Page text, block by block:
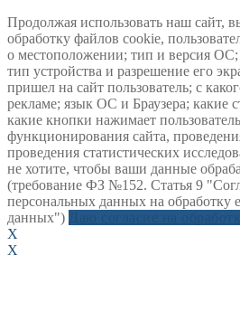
Продолжая использовать наш сайт,
обработку файлов cookie,
о местоположении; тип и версия ОС;
тип устройства и разрешение его
пришел на сайт пользователь; с
рекламе; язык ОС и Браузера; какие
какие кнопки нажимает
функционирования сайта,
проведения статистических
не хотите, чтобы ваши данные
(требование ФЗ №152. Статья 9
персональных данных на обработку
данных")
X
X